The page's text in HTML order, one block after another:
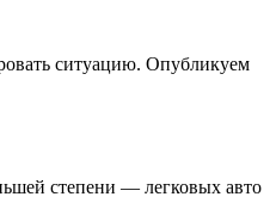
ситуацию. Опубликуем
степени — легковых авто